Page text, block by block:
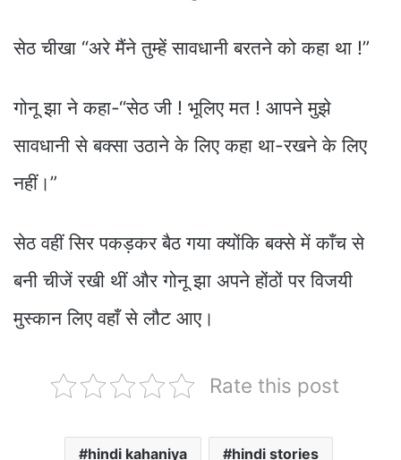
सेठ चीखा “अरे मैंने तुम्हें सावधानी बरतने को कहा था !”
गोनू झा ने कहा-“सेठ जी ! भूलिए मत ! आपने मुझे
सावधानी से बक्सा उठाने के लिए कहा था-रखने के लिए
नहीं।”
सेठ वहीं सिर पकड़कर बैठ गया क्योंकि बक्से में काँच से
बनी चीजें रखी थीं और गोनू झा अपने होंठों पर विजयी
मुस्कान लिए वहाँ से लौट आए।
Rate this post
hindi kahaniya hindi stories